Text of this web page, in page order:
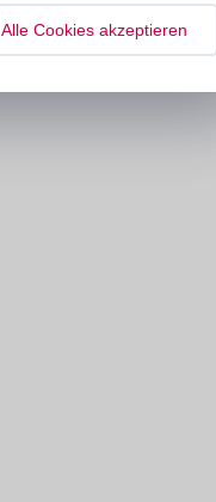
Alle Cookies akzeptieren